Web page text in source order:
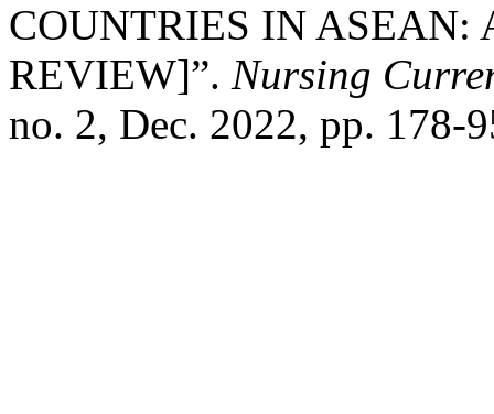
COUNTRIES IN ASEAN:
REVIEW]”. Nursing
no. 2, Dec. 2022, pp. 178-